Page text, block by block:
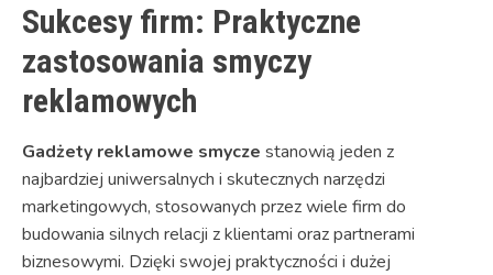
Sukcesy firm: Praktyczne
zastosowania smyczy
reklamowych
Gadżety reklamowe smycze stanowią jeden z
najbardziej uniwersalnych i skutecznych narzędzi
marketingowych, stosowanych przez wiele firm do
budowania silnych relacji z klientami oraz partnerami
biznesowymi. Dzięki swojej praktyczności i dużej